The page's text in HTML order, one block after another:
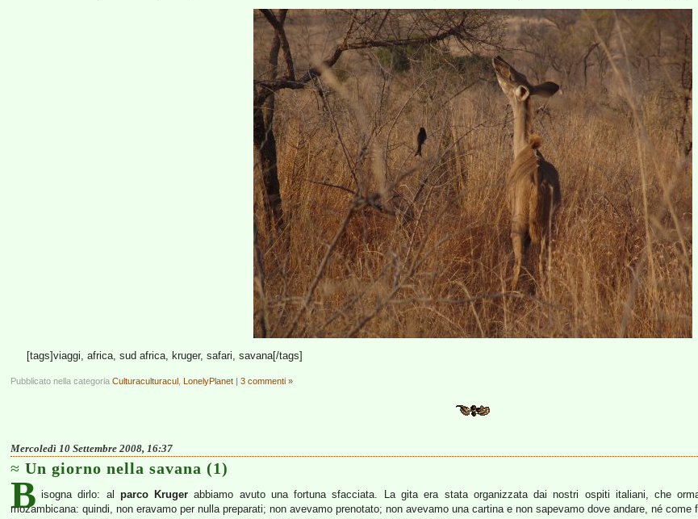
[tags]viaggi, africa, sud africa, kruger, safari, savana[/tags]
Pubblicato nella categoria Culturaculturacul LonelyPlanet | 3 commenti »
Mercoledì 10 Settembre 2008, 16:37
Un giorno nella savana (1)
B isogna dirlo: al parco Kruger abbiamo avuto una fortuna sfacciata. La gita era stata organizzata dai nostri ospiti italiani, che
mozambicana: quindi, non eravamo per nulla preparati; non avevamo prenotato; non avevamo una cartina e non sapevamo dove andare, né